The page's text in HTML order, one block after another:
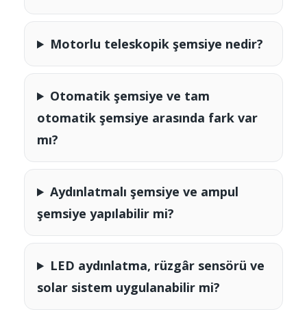
Motorlu teleskopik şemsiye nedir?
Otomatik şemsiye ve tam
otomatik şemsiye arasında fark var
mı?
Aydınlatmalı şemsiye ve ampul
şemsiye yapılabilir mi?
LED aydınlatma, rüzgâr sensörü ve
solar sistem uygulanabilir mi?